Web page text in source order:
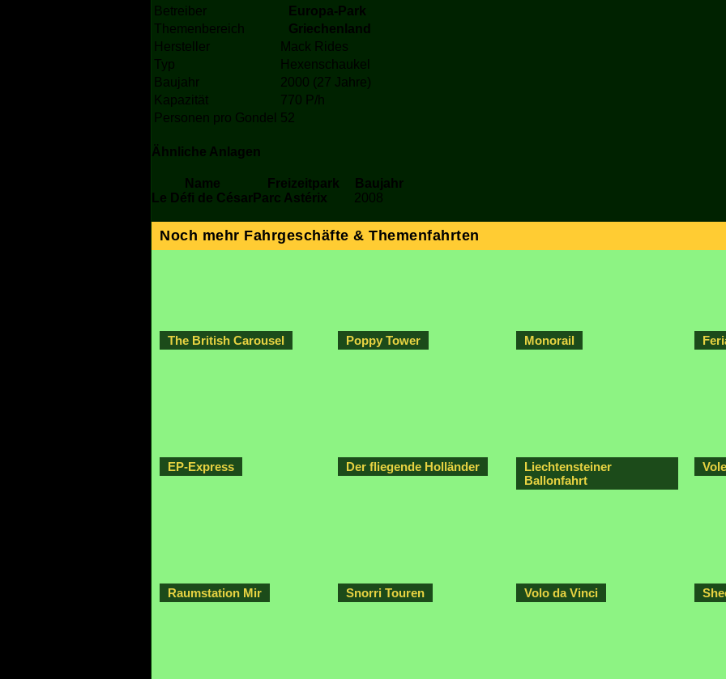
Betreiber
Europa-Park
Themenbereich
Griechenland
Hersteller
Mack Rides
Typ
Hexenschaukel
Baujahr
2000 (27 Jahre)
Kapazität
770 P/h
Personen pro Gondel 52
Ähnliche Anlagen
Name Freizeitpark
Baujahr
Le Défi de César Parc Astérix 2008
Noch mehr Fahrgeschäfte & Themenfahrten
The British Carousel Poppy Tower Monorail
EP-Express Der fliegende Holländer
Liechtensteiner
Ballonfahrt
Raumstation Mir Snorri Touren Volo da Vinci